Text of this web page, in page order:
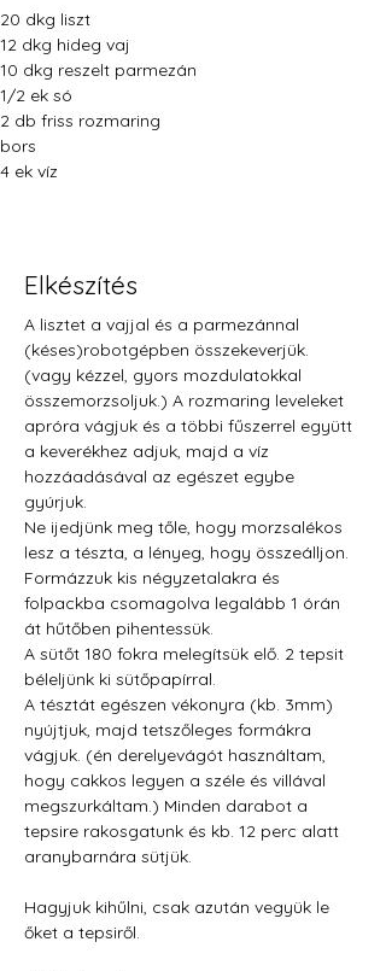
20 dkg liszt
12 dkg hideg vaj
10 dkg reszelt parmezán
1/2 ek só
2 db friss rozmaring
bors
4 ek víz
Elkészítés
A lisztet a vajjal és a parmezánnal
(késes)robotgépben összekeverjük.
(vagy kézzel, gyors mozdulatokkal
összemorzsoljuk.) A rozmaring leveleket
apróra vágjuk és a többi fűszerrel együtt
a keverékhez adjuk, majd a víz
hozzáadásával az egészet egybe
gyúrjuk.
Ne ijedjünk meg tőle, hogy morzsalékos
lesz a tészta, a lényeg, hogy összeálljon.
Formázzuk kis négyzetalakra és
folpackba csomagolva legalább 1 órán
át hűtőben pihentessük.
A sütőt 180 fokra melegítsük elő. 2 tepsit
béleljünk ki sütőpapírral.
A tésztát egészen vékonyra (kb. 3mm)
nyújtjuk, majd tetszőleges formákra
vágjuk. (én derelyevágót használtam,
hogy cakkos legyen a széle és villával
megszurkáltam.) Minden darabot a
tepsire rakosgatunk és kb. 12 perc alatt
aranybarnára sütjük.
Hagyjuk kihűlni, csak azután vegyük le
őket a tepsiről.